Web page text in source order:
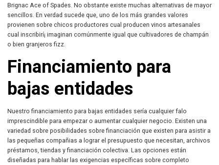
Brignac Ace of Spades. No obstante existe muchas alternativas de mayor
sencillos. En verdad sucede que, uno de los más grandes valores
provienen sobre chicos productores cual producen vinos artesanales
cual inscribirí¡ imaginan comúnmente igual que cultivadores de champán
o bien granjeros fizz.
Financiamiento para
bajas entidades
Nuestro financiamiento para bajas entidades serí­a cualquier falo
imprescindible para empezar o aumentar cualquier negocio. Existen una
variedad sobre posibilidades sobre financiación que existen para asistir a
las pequeñas compañias a lograr el presupuesto que necesitan, archivos
préstamos, tiendas y financiación colectiva. Las opciones están
diseñadas para hablar las exigencias específicas sobre completo